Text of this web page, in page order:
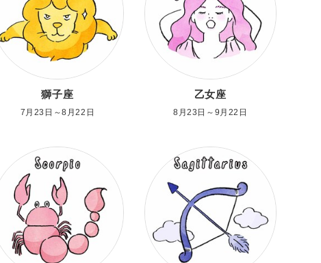
獅子座
7月23日～8月22日
乙女座
8月23日～9月22日